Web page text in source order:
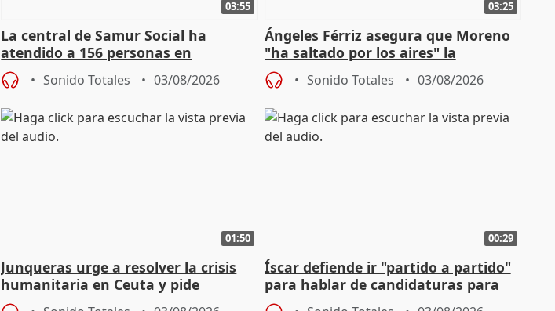
03:55
La central de Samur Social ha
atendido a 156 personas en
situación de calle durante Campaña
de CalorSonido Totales 03/08/2026
03:25
Ángeles Férriz asegura que Moreno
"ha saltado por los aires" la
negociación tras acuerdo con SMA
Sonido Totales 03/08/2026
01:50
Junqueras urge a resolver la crisis
humanitaria en Ceuta y pide
responsabilidad a la UE
00:29
Íscar defiende ir "partido a partido"
para hablar de candidaturas para
2027